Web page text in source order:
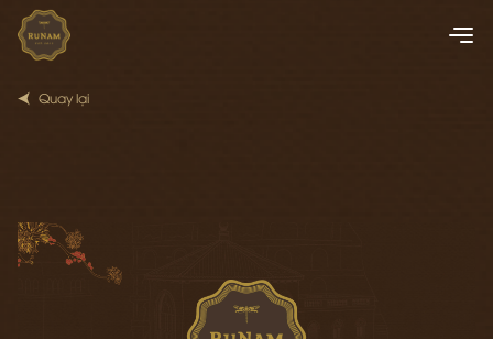
Quay lại